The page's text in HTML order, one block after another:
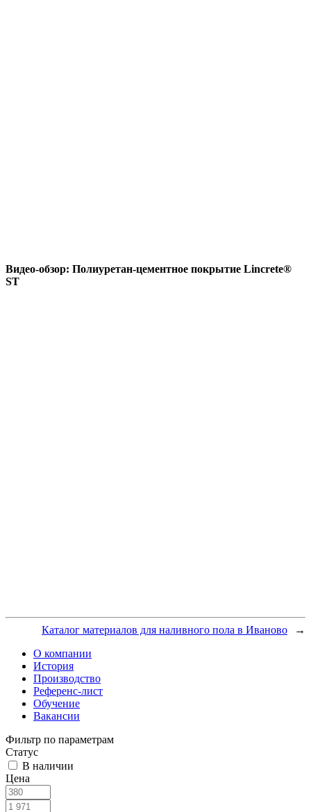
Видео-обзор: Полиуретан-цементное покрытие Lincrete®
ST
Каталог материалов для наливного пола в Иваново
→
О компании
История
Производство
Референс-лист
Обучение
Вакансии
Фильтр по параметрам
Статус
В наличии
Цена